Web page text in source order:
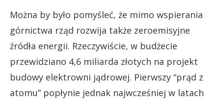
Można by było pomyśleć, że mimo wspierania
górnictwa rząd rozwija także zeroemisyjne
źródła energii. Rzeczywiście, w budżecie
przewidziano 4,6 miliarda złotych na projekt
budowy elektrowni jądrowej. Pierwszy “prąd z
atomu” popłynie jednak najwcześniej w latach